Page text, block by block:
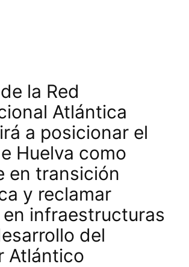
la Red
Atlántica
a posicionar el
Huelva como
en transición
y reclamar
en infraestructuras
del
Atlántico